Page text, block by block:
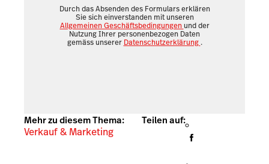
Durch das Absenden des Formulars erklären
Sie sich einverstanden mit unseren
Allgemeinen Geschäftsbedingungen und der
Nutzung Ihrer personenbezogen Daten
gemäss unserer Datenschutzerklärung .
Mehr zu diesem Thema:
Verkauf & Marketing
Teilen auf: